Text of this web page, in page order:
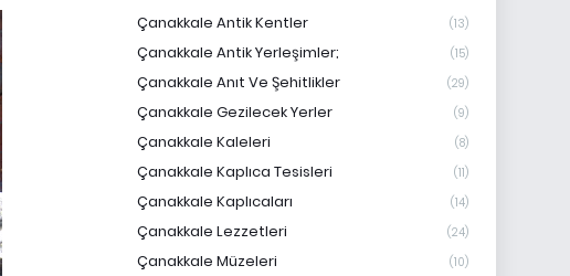
Çanakkale Antik Kentler (13)
Çanakkale Antik Yerleşimler; (15)
Çanakkale Anıt Ve Şehitlikler (29)
Çanakkale Gezilecek Yerler (9)
Çanakkale Kaleleri (8)
Çanakkale Kaplıca Tesisleri (11)
Çanakkale Kaplıcaları (14)
Çanakkale Lezzetleri (24)
Çanakkale Müzeleri (10)